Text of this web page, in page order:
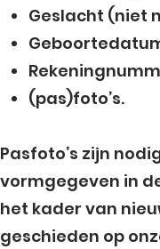
Geslacht (niet
(pas)foto’s.
Pasfoto’s zijn
vormgegeven in
het kader van
geschieden op